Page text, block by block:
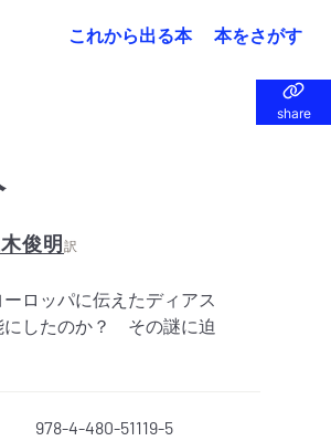
これから出る本 本をさがす
share
share
俊明訳
ロッパに伝えたディアス
にしたのか？ その謎に迫
978-4-480-51119-5